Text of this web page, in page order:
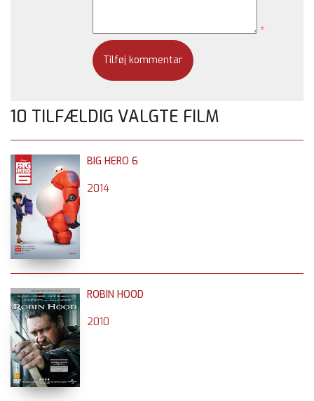
*
10 TILFÆLDIG VALGTE FILM
BIG HERO 6
2014
ROBIN HOOD
2010